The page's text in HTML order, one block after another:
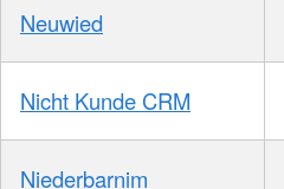
Neuwied
Nicht Kunde CRM
Niederbarnim